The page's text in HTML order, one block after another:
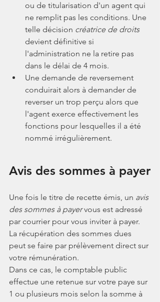
ou de titularisation d'un agent qui
ne remplit pas les conditions. Une
telle décision créatrice de droits
devient définitive si
l'administration ne la retire pas
dans le délai de 4 mois.
Une demande de reversement
conduirait alors à demander de
reverser un trop perçu alors que
l'agent exerce effectivement les
fonctions pour lesquelles il a été
nommé irrégulièrement.
Avis des sommes à payer
Une fois le titre de recette émis, un avis
des sommes à payer vous est adressé
par courrier pour vous inviter à payer.
La récupération des sommes dues
peut se faire par prélèvement direct sur
votre rémunération.
Dans ce cas, le comptable public
effectue une retenue sur votre paye sur
1 ou plusieurs mois selon la somme à